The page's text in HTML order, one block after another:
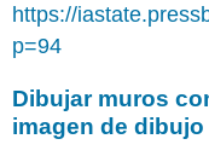
https://
p=94
Dibujar muros
imagen de